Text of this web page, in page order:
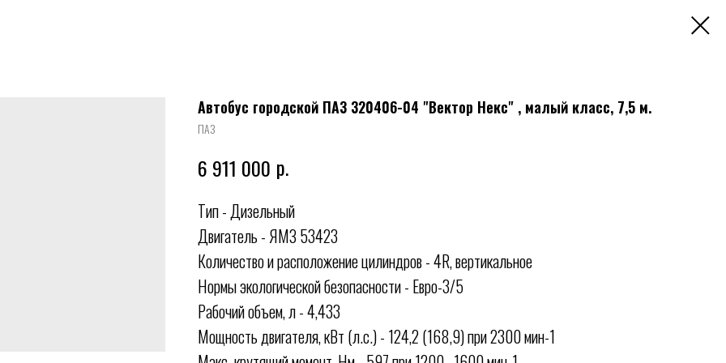
Автобус городской ПАЗ 320406-04 "Вектор Некс" , малый класс, 7,5 м.
ПАЗ
6 911 000 р.
Тип - Дизельный
Двигатель - ЯМЗ 53423
Количество и расположение цилиндров - 4R, вертикальное
Нормы экологической безопасности - Евро-3/5
Рабочий объем, л - 4,433
Мощность двигателя, кВт (л.с.) - 124,2 (168,9) при 2300 мин-1